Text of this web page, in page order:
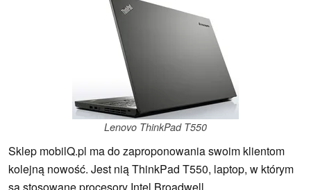
Lenovo ThinkPad T550
Sklep mobilQ.pl ma do zaproponowania swoim klientom
kolejną nowość. Jest nią ThinkPad T550, laptop, w którym